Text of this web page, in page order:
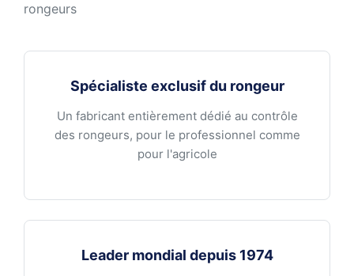
rongeurs
Spécialiste exclusif du rongeur
Un fabricant entièrement dédié au contrôle
des rongeurs, pour le professionnel comme
pour l'agricole
Leader mondial depuis 1974